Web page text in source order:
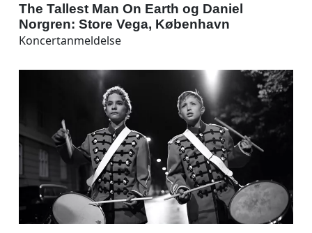
The Tallest Man On Earth og Daniel
Norgren: Store Vega, København
Koncertanmeldelse